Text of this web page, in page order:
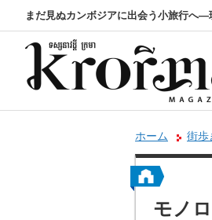
まだ見ぬカンボジアに出会う小旅行へ―
ホーム 街歩
モノ